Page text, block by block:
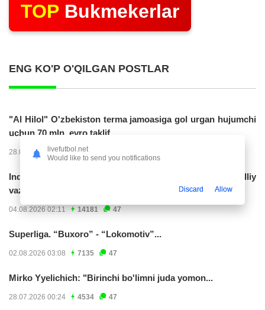
TOP Bukmekerlar
ENG KO'P O'QILGAN POSTLAR
"Al Hilol" O'zbekiston terma jamoasiga gol urgan hujumchi
uchun 70 mln. evro taklif...
28.07.2026 01:56 17321
Indoneziya prezidenti JCH-2030ga chiqishni umummilliy
vazifa deb...
04.08.2026 02:11 14181 47
Superliga. “Buxoro” - “Lokomotiv”...
02.08.2026 03:08 7135 47
Mirko Yyelichich: "Birinchi bo'limni juda yomon...
28.07.2026 00:24 4534 47
livefutbol.net
Would like to send you notifications
Discard Allow